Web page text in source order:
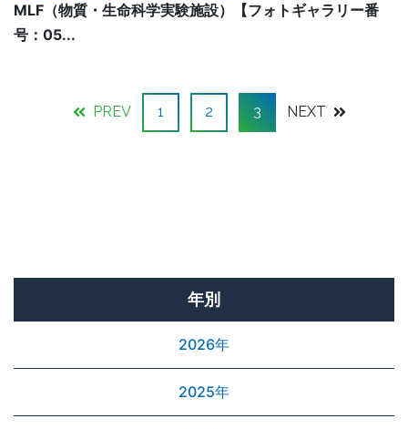
MLF（物質・生命科学実験施設）【フォトギャラリー番
号：05...
PREV 1 2 3 NEXT
年別
2026年
2025年